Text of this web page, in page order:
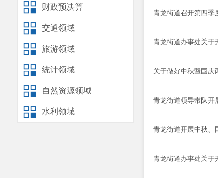
财政预决算
交通领域
旅游领域
统计领域
自然资源领域
水利领域
青龙街道召开第四季
青龙街道办事处关于
关于做好中秋暨国庆
青龙街道领导带队开
青龙街道开展中秋、
青龙街道办事处关于